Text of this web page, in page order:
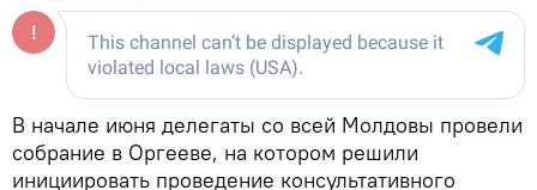
В начале июня делегаты со всей Молдовы провели
собрание в Оргееве, на котором решили
инициировать проведение консультативного